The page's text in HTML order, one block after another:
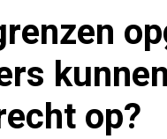
op?